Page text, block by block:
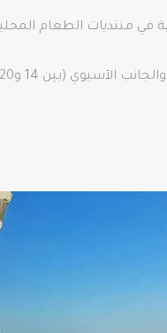
في منتديات الطعام